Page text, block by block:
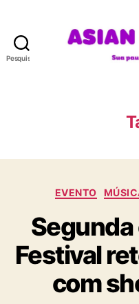
Pesquisar
EVENTO
Segunda
Festival
com